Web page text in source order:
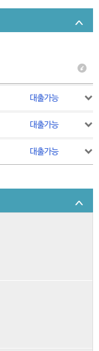
대출가능
대출가능
대출가능